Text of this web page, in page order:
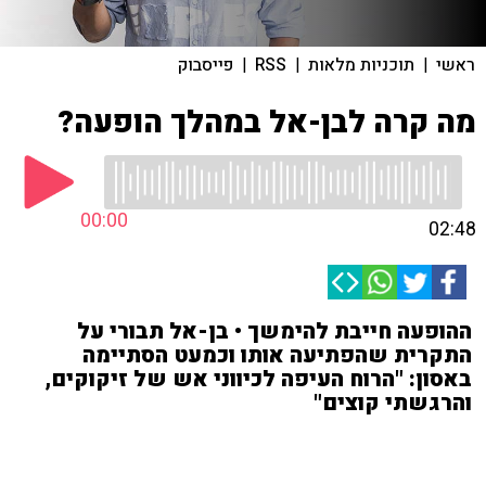
ראשי | תוכניות מלאות |
RSS
| פייסבוק
מה קרה לבן-אל במהלך הופעה?
00:00 02:48
ההופעה חייבת להימשך • בן-אל תבורי על
התקרית שהפתיעה אותו וכמעט הסתיימה
באסון: "הרוח העיפה לכיווני אש של זיקוקים,
והרגשתי קוצים"